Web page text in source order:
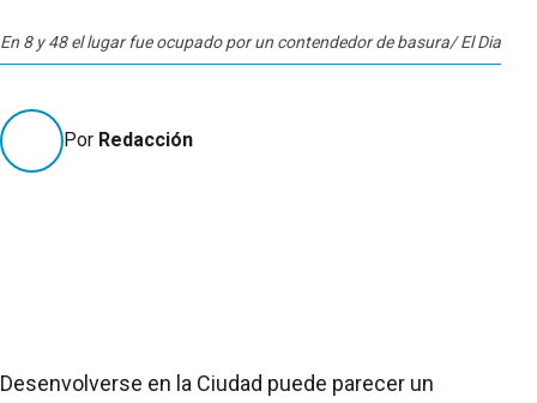
En 8 y 48 el lugar fue ocupado por un contendedor de basura/ El Dia
Por Redacción
Desenvolverse en la Ciudad puede parecer un